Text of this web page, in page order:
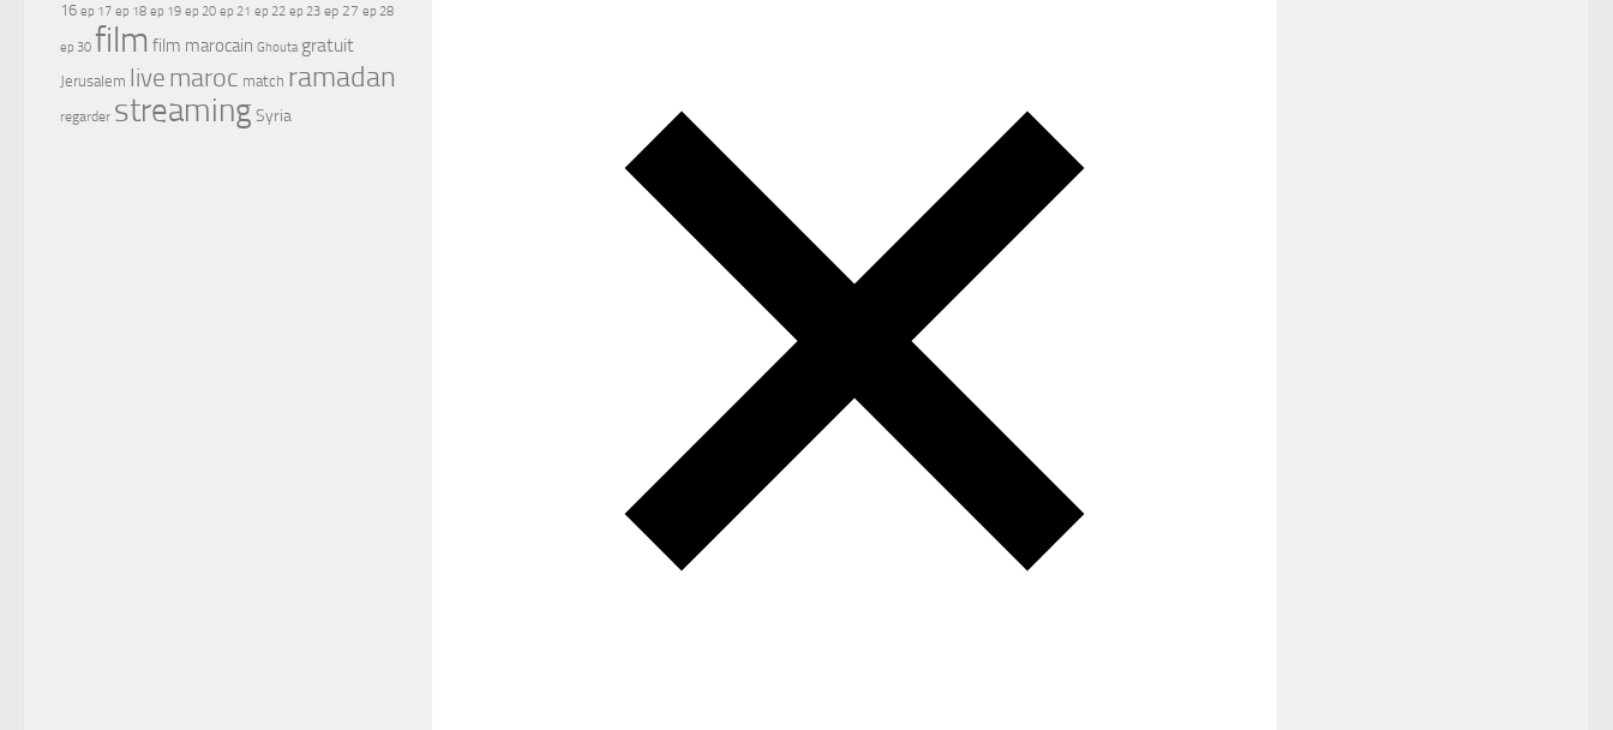
16 ep 17 ep 18 ep 19 ep 20 ep 21 ep 22 ep 23 ep 27 ep 28
ep 30 film film marocain Ghouta gratuit
Jerusalem live maroc match ramadan
regarder streamingSyria